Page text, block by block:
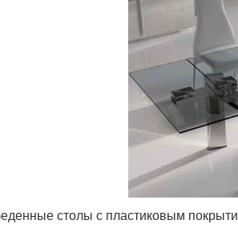
столы с пластиковым